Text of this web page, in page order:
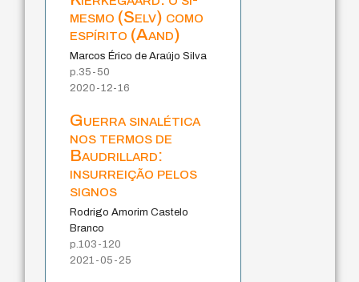
mesmo (Selv) como
espírito (Aand)
Marcos Érico de Araújo Silva
p.35-50
2020-12-16
Guerra sinalética
nos termos de
Baudrillard:
insurreição pelos
signos
Rodrigo Amorim Castelo
Branco
p.103-120
2021-05-25